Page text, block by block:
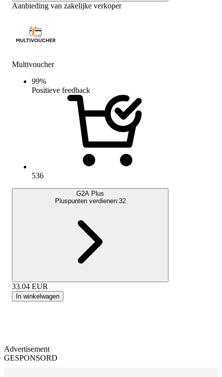
Aanbieding van zakelijke verkoper
Multivoucher
99%
Positieve feedback
536
G2A Plus
Pluspunten verdienen:32
33.04 EUR
In winkelwagen
Advertisement
GESPONSORD